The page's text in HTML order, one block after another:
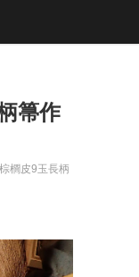
箒作
櫚皮9玉長柄